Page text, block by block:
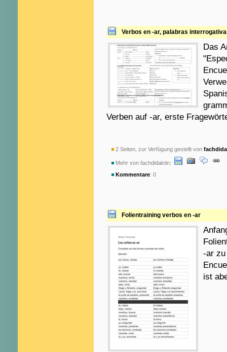
Verbos en -ar, palabras
Das
Verben auf -ar, erste
2 Seiten, zur Verfügung gestellt von
Mehr von fachdidaktin:
Kommentare: 0
Folientraining verbos en -ar
-ar zu
ist